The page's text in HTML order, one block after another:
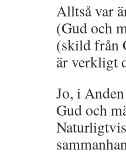
Alltså var
(Gud och
(skild från
är verkligt
Jo, i
Gud och